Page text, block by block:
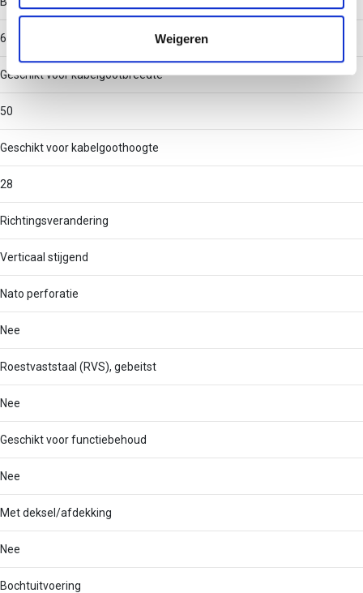
informatie die u aan ze heeft verstrekt of die ze hebben
verzameld op basis van uw gebruik van hun services.
Weigeren
60
Geschikt voor kabelgootbreedte
50
Geschikt voor kabelgoothoogte
28
Richtingsverandering
Verticaal stijgend
Nato perforatie
Nee
Roestvaststaal (RVS), gebeitst
Nee
Geschikt voor functiebehoud
Nee
Met deksel/afdekking
Nee
Bochtuitvoering